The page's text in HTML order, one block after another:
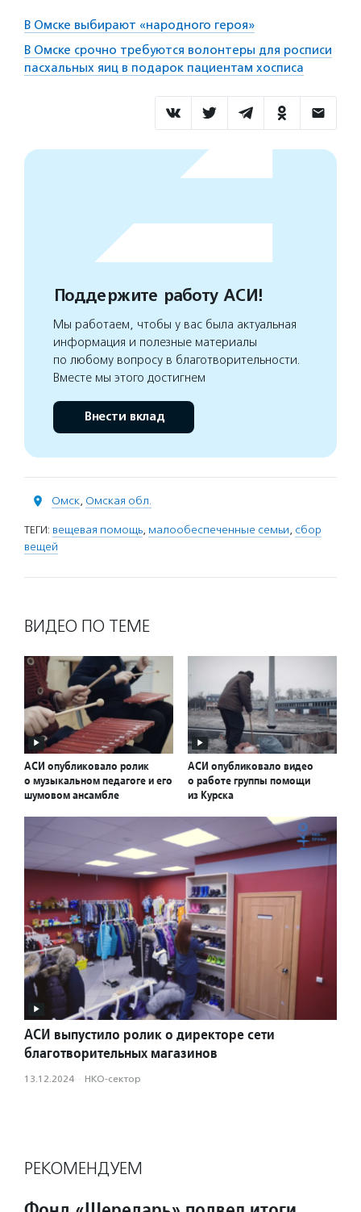
В Омске выбирают «народного героя»
В Омске срочно требуются волонтеры для росписи
пасхальных яиц в подарок пациентам хосписа
Поддержите работу АСИ!
Мы работаем, чтобы у вас была актуальная
информация и полезные материалы
по любому вопросу в благотворительности.
Вместе мы этого достигнем
Внести вклад
Омск, Омская обл.
ТЕГИ: вещевая помощь, малообеспеченные семьи, сбор
вещей
ВИДЕО ПО ТЕМЕ
АСИ опубликовало ролик
о музыкальном педагоге и его
шумовом ансамбле
АСИ опубликовало видео
о работе группы помощи
из Курска
АСИ выпустило ролик о директоре сети
благотворительных магазинов
13.12.2024 · НКО-сектор
РЕКОМЕНДУЕМ